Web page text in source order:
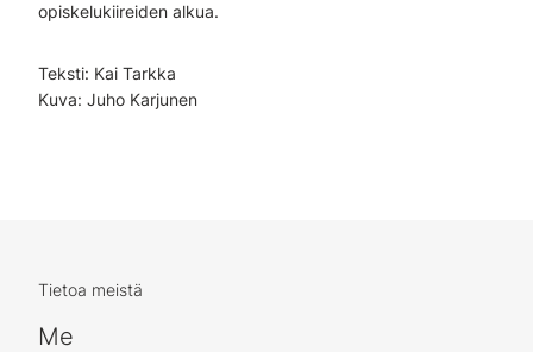
opiskelukiireiden alkua.
Teksti: Kai Tarkka
Kuva: Juho Karjunen
Tietoa meistä
Me